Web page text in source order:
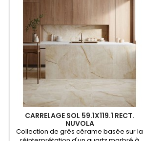
CARRELAGE SOL 59.1X119.1 RECT.
NUVOLA
Collection de grès cérame basée sur la